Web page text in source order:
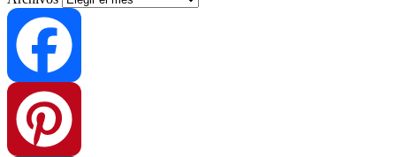
Facebook